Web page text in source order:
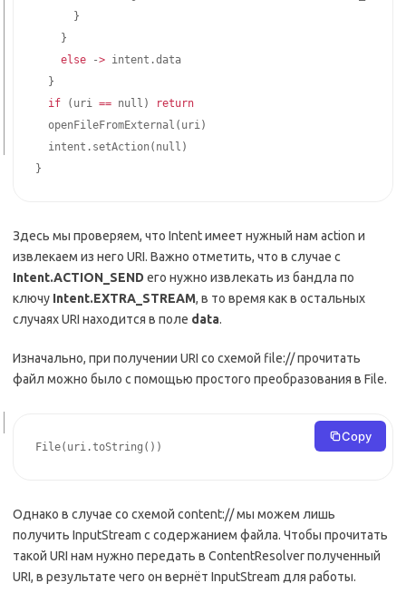
}
}
else -> intent.data
}
if
( uri == null )
return
  openFileFromExternal
( uri)
  intent.setAction
( null )
}
Здесь мы проверяем, что Intent имеет нужный нам action и
извлекаем из него URI. Важно отметить, что в случае с
Intent.ACTION_SEND его нужно извлекать из бандла по
ключу Intent.EXTRA_STREAM, в то время как в остальных
случаях URI находится в поле data.
Изначально, при получении URI со схемой file:// прочитать
файл можно было с помощью простого преобразования в File.
File( uri.toString ( ))
Copy
Однако в случае со схемой content:// мы можем лишь
получить InputStream с содержанием файла. Чтобы прочитать
такой URI нам нужно передать в ContentResolver полученный
URI, в результате чего он вернёт InputStream для работы.